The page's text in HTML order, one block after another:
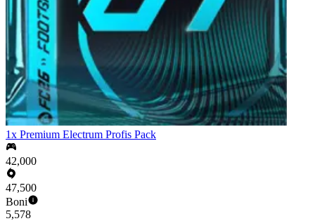
1x Premium Electrum Profis Pack
42,000
47,500
Boni
5,578